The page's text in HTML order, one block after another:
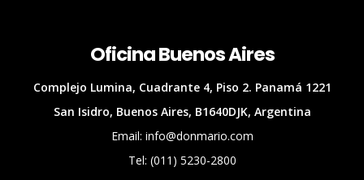
Oficina Buenos Aires
Complejo Lumina, Cuadrante 4, Piso 2. Panamá 1221
San Isidro, Buenos Aires, B1640DJK, Argentina
Email: info@donmario.com
Tel: (011) 5230-2800